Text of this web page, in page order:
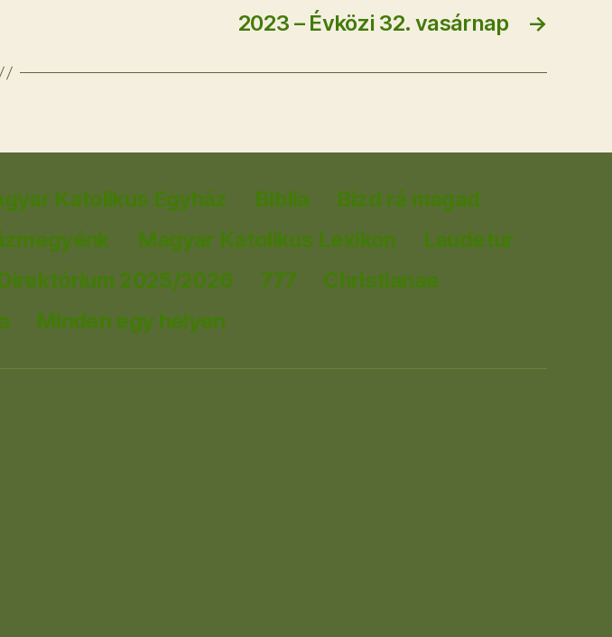
→
2023 – Évközi 32. vasárnap
Katolikus Egyház Biblia
Bízd rá magad
Magyar Katolikus Lexikon
Laudetur
2025/2026 777
Christianae
Minden egy helyen